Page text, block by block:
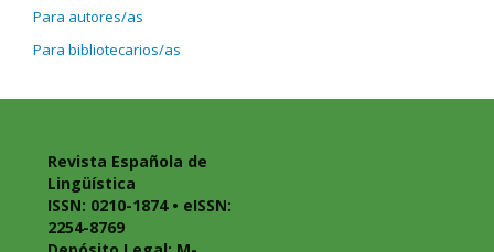
Para autores/as
Para bibliotecarios/as
Revista Española de
Lingüística
ISSN: 0210-1874 • eISSN:
2254-8769